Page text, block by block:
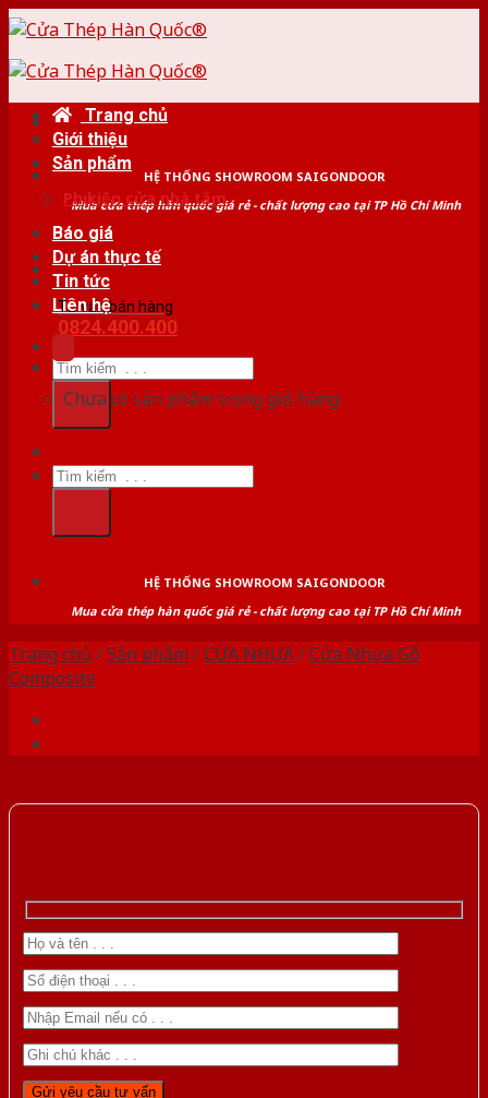
Skip
content
HỆ THỐNG SHOWROOM SAIGONDOOR
Mua cửa thép hàn quốc giá rẻ - chất lượng cao tại TP Hồ Chí Minh
Tư vấn bán hàng
0824.400.400
Tìm
kiếm:
Trang chủ
Giới thiệu
Sản phẩm
Phụ kiện cửa nhà tắm
Báo giá
Dự án thực tế
Tin tức
Liên hệ
Chưa có sản phẩm trong giỏ hàng.
Tìm
kiếm:
HỆ THỐNG SHOWROOM SAIGONDOOR
Mua cửa thép hàn quốc giá rẻ - chất lượng cao tại TP Hồ Chí Minh
Trang chủ /Sản phẩm /CỬA NHỰA/Cửa Nhựa Gỗ
Composite